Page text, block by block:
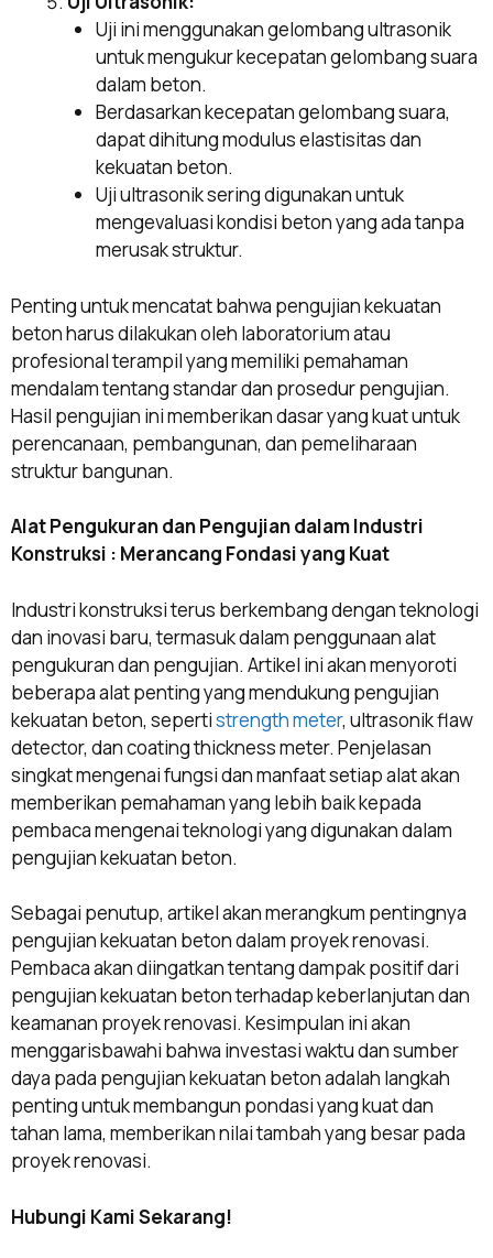
Uji ini menggunakan gelombang ultrasonik
untuk mengukur kecepatan gelombang suara
dalam beton.
Berdasarkan kecepatan gelombang suara,
dapat dihitung modulus elastisitas dan
kekuatan beton.
Uji ultrasonik sering digunakan untuk
mengevaluasi kondisi beton yang ada tanpa
merusak struktur.
Penting untuk mencatat bahwa pengujian kekuatan
beton harus dilakukan oleh laboratorium atau
profesional terampil yang memiliki pemahaman
mendalam tentang standar dan prosedur pengujian.
Hasil pengujian ini memberikan dasar yang kuat untuk
perencanaan, pembangunan, dan pemeliharaan
struktur bangunan.
Alat Pengukuran dan Pengujian dalam Industri
Konstruksi : Merancang Fondasi yang Kuat
Industri konstruksi terus berkembang dengan teknologi
dan inovasi baru, termasuk dalam penggunaan alat
pengukuran dan pengujian. Artikel ini akan menyoroti
beberapa alat penting yang mendukung pengujian
kekuatan beton, sepertistrength meter, ultrasonik flaw
detector, dan coating thickness meter. Penjelasan
singkat mengenai fungsi dan manfaat setiap alat akan
memberikan pemahaman yang lebih baik kepada
pembaca mengenai teknologi yang digunakan dalam
pengujian kekuatan beton.
Sebagai penutup, artikel akan merangkum pentingnya
pengujian kekuatan beton dalam proyek renovasi.
Pembaca akan diingatkan tentang dampak positif dari
pengujian kekuatan beton terhadap keberlanjutan dan
keamanan proyek renovasi. Kesimpulan ini akan
menggarisbawahi bahwa investasi waktu dan sumber
daya pada pengujian kekuatan beton adalah langkah
penting untuk membangun pondasi yang kuat dan
tahan lama, memberikan nilai tambah yang besar pada
proyek renovasi.
Hubungi Kami Sekarang!